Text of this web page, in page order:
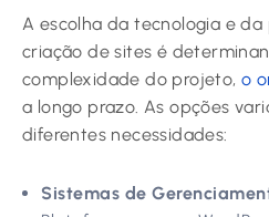
A escolha da tecnologia e
criação de sites é
complexidade do projeto, o
a longo prazo. As opções
diferentes necessidades:
Sistemas de